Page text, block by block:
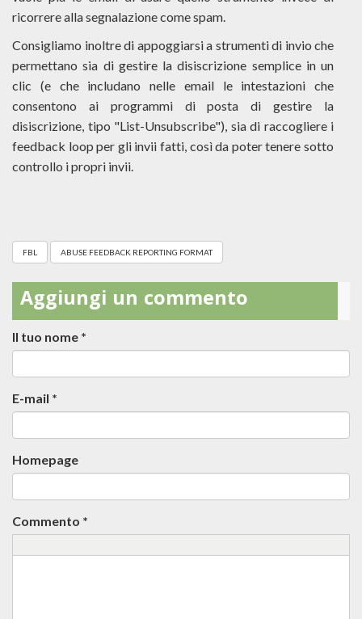
ricorrere alla segnalazione come spam.
Consigliamo inoltre di appoggiarsi a strumenti di invio che
permettano sia di gestire la disiscrizione semplice in un
clic (e che includano nelle email le intestazioni che
consentono ai programmi di posta di gestire la
disiscrizione, tipo "List-Unsubscribe"), sia di raccogliere i
feedback loop per gli invii fatti, così da poter tenere sotto
controllo i propri invii.
FBL ABUSE FEEDBACK REPORTING FORMAT
Aggiungi un commento
Il tuo nome *
E-mail *
Homepage
Commento *